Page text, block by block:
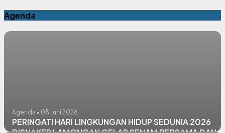
Agenda
Agenda • 05 Juni 2026
PERINGATI HARI LINGKUNGAN HIDUP SEDUNIA 2026